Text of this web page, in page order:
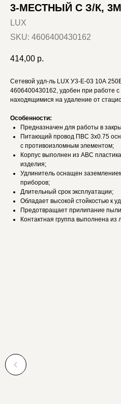
3-МЕСТНЫЙ С З/К, 3М
LUX
SKU: 4606400430162
414,00 р.
Сетевой удл-ль LUX У3-E-03 10А
4606400430162, удобен при работе
находящимися на удаление от
Особенности:
Предназначен для работы в
Питающий провод ПВС 3х0.75
с противоизломным элементом;
Корпус выполнен из АВС
изделия;
Удлинитель оснащен
приборов;
Длительный срок эксплуатации;
Обладает высокой стойкостью к
Предотвращает прилипание пыли
Контактная группа выполнена из